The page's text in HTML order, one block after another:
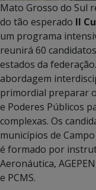
Mato Grosso do Sul
do tão esperado II
um programa
reunirá 60
estados da
abordagem
primordial preparar
e Poderes Públicos
complexas. Os
municípios de
é formado por
Aeronáutica,
e PCMS.